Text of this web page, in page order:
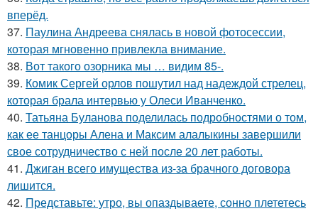
вперёд.
37. Паулина Андреева снялась в новой фотосессии,
которая мгновенно привлекла внимание.
38. Вот такого озорника мы … видим 85-.
39. Комик Сергей орлов пошутил над надеждой стрелец,
которая брала интервью у Олеси Иванченко.
40. Татьяна Буланова поделилась подробностями о том,
как ее танцоры Алена и Максим алалыкины завершили
свое сотрудничество с ней после 20 лет работы.
41. Джиган всего имущества из-за брачного договора
лишится.
42. Представьте: утро, вы опаздываете, сонно плететесь